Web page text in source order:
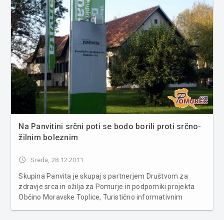
Na Panvitini srčni poti se bodo borili proti srčno-
žilnim boleznim
access_time Sreda, 28.12.2011
Skupina Panvita je skupaj s partnerjem Društvom za
zdravje srca in ožilja za Pomurje in podporniki projekta
Občino Moravske Toplice, Turistično informativnim